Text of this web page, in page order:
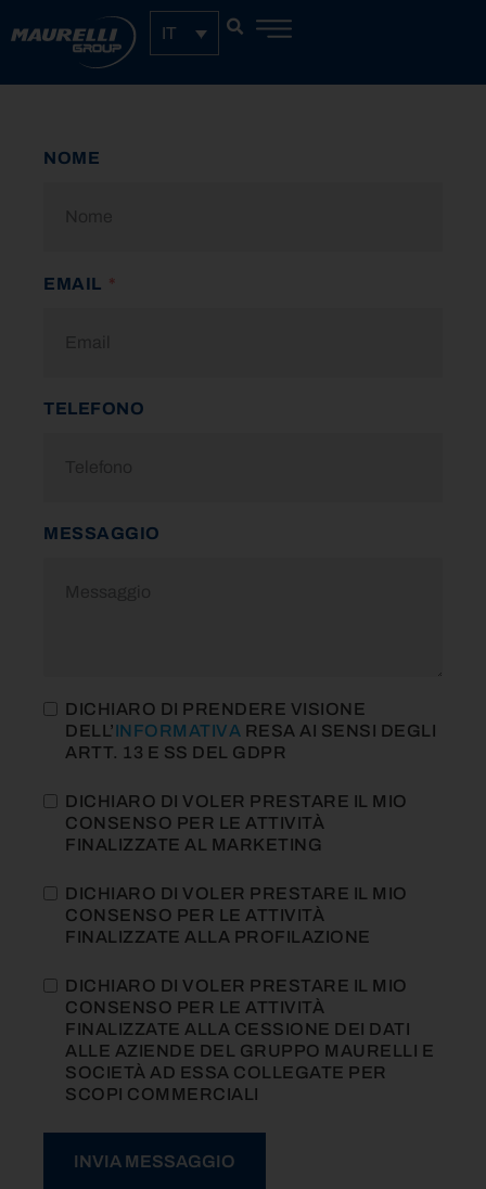
IT
NOME
EMAIL
TELEFONO
MESSAGGIO
DICHIARO DI PRENDERE VISIONE
DELL’INFORMATIVA RESA AI SENSI DEGLI
ARTT. 13 E SS DEL GDPR
DICHIARO DI VOLER PRESTARE IL MIO
CONSENSO PER LE ATTIVITÀ
FINALIZZATE AL MARKETING
DICHIARO DI VOLER PRESTARE IL MIO
CONSENSO PER LE ATTIVITÀ
FINALIZZATE ALLA PROFILAZIONE
DICHIARO DI VOLER PRESTARE IL MIO
CONSENSO PER LE ATTIVITÀ
FINALIZZATE ALLA CESSIONE DEI DATI
ALLE AZIENDE DEL GRUPPO MAURELLI E
SOCIETÀ AD ESSA COLLEGATE PER
SCOPI COMMERCIALI
INVIA MESSAGGIO